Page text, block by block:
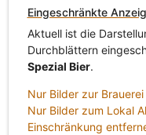
Eingeschränkte
Aktuell ist die
Durchblättern
Spezial Bier.
Nur Bilder zur
Nur Bilder zum Lokal
Einschränkung